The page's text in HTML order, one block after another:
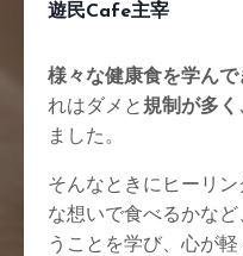
遊民Cafe主宰
様々な健康食を学ん
れはダメと 規制が多
ました。
そんなときにヒーリ
な想いで食べるかなど
うことを学び、心が軽